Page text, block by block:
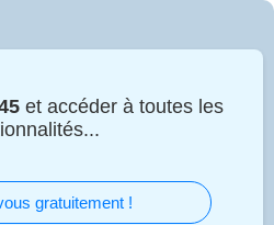
et accéder à toutes les
gratuitement !